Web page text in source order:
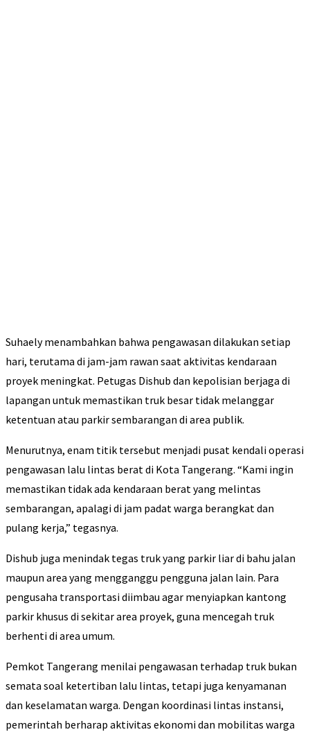
Suhaely menambahkan bahwa pengawasan dilakukan setiap
hari, terutama di jam-jam rawan saat aktivitas kendaraan
proyek meningkat. Petugas Dishub dan kepolisian berjaga di
lapangan untuk memastikan truk besar tidak melanggar
ketentuan atau parkir sembarangan di area publik.
Menurutnya, enam titik tersebut menjadi pusat kendali operasi
pengawasan lalu lintas berat di Kota Tangerang. “Kami ingin
memastikan tidak ada kendaraan berat yang melintas
sembarangan, apalagi di jam padat warga berangkat dan
pulang kerja,” tegasnya.
Dishub juga menindak tegas truk yang parkir liar di bahu jalan
maupun area yang mengganggu pengguna jalan lain. Para
pengusaha transportasi diimbau agar menyiapkan kantong
parkir khusus di sekitar area proyek, guna mencegah truk
berhenti di area umum.
Pemkot Tangerang menilai pengawasan terhadap truk bukan
semata soal ketertiban lalu lintas, tetapi juga kenyamanan
dan keselamatan warga. Dengan koordinasi lintas instansi,
pemerintah berharap aktivitas ekonomi dan mobilitas warga